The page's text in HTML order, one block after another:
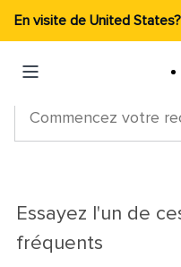
En visite de United States?
Essayez l'un de
fréquents